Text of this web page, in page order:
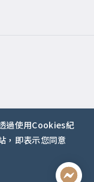
過使用Cookies紀
，即表示您同意